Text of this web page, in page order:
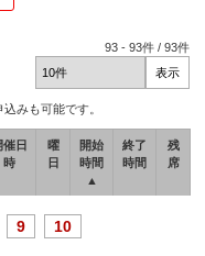
93 -93件 /93件
みも可能です。
催日
時
曜
日
開始
時間
▲
終了
時間
残
席
9 10